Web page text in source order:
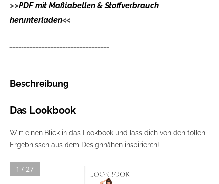
>>PDF mit Maßtabellen & Stoffverbrauch
herunterladen<<
Beschreibung
Das Lookbook
Wirf einen Blick in das Lookbook und lass dich von den tollen
Ergebnissen aus dem Designnähen inspirieren!
1 / 27